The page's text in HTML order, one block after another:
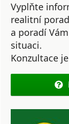
Vyplňte
realitní
a poradí
situaci.
Konzultace